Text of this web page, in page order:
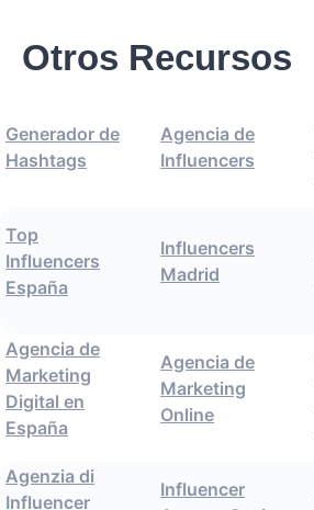
Otros Recursos
Generador de
Hashtags
Agencia de
Influencers
Top
Influencers
España
Influencers
Madrid
Agencia de
Marketing
Digital en
España
Agencia de
Marketing
Online
Agenzia di
Influencer
Influencer